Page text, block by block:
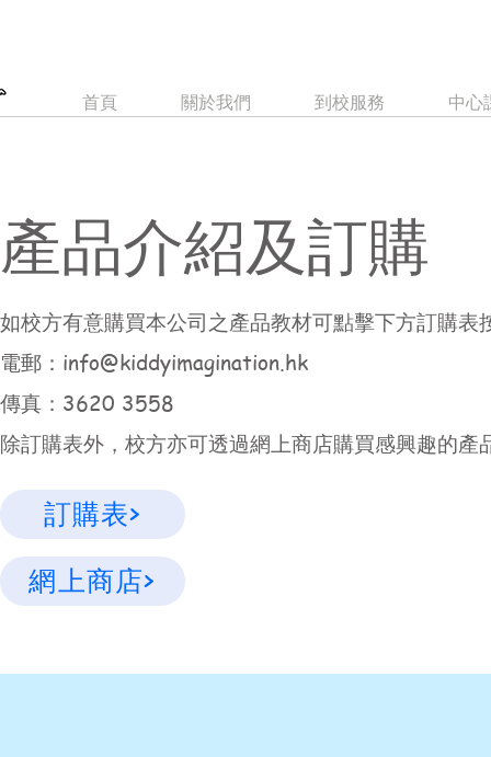
首頁 關於我們 到校服務 中心
產品介紹及訂購
如校方有意購買本公司之產品教材可點擊下方訂購
電郵： info@kiddyimagination.hk
傳真：3620 3558
除訂購表外，校方亦可透過網上商店購買感興趣的產
訂購表>
網上商店>